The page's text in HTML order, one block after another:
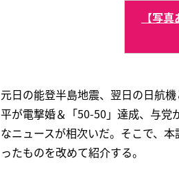
【写
元日の能登半島地震、翌日の日航
平が電撃婚＆「50-50」達成、与党
なニュースが相次いだ。そこで、
ったものを改めて紹介する。